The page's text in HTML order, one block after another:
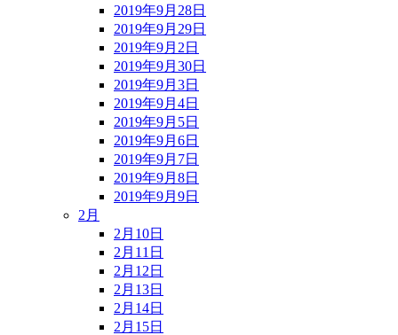
2019年9月28日
2019年9月29日
2019年9月2日
2019年9月30日
2019年9月3日
2019年9月4日
2019年9月5日
2019年9月6日
2019年9月7日
2019年9月8日
2019年9月9日
2月
2月10日
2月11日
2月12日
2月13日
2月14日
2月15日